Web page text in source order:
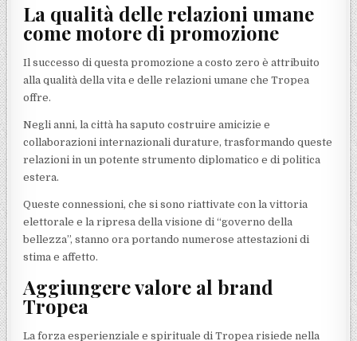
La qualità delle relazioni umane
come motore di promozione
Il successo di questa promozione a costo zero è attribuito
alla qualità della vita e delle relazioni umane che Tropea
offre.
Negli anni, la città ha saputo costruire amicizie e
collaborazioni internazionali durature, trasformando queste
relazioni in un potente strumento diplomatico e di politica
estera.
Queste connessioni, che si sono riattivate con la vittoria
elettorale e la ripresa della visione di “governo della
bellezza”, stanno ora portando numerose attestazioni di
stima e affetto.
Aggiungere valore al brand
Tropea
La forza esperienziale e spirituale di Tropea risiede nella